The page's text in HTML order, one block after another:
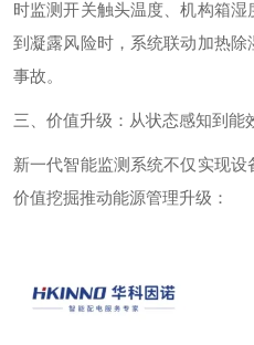
时监测开关触头温度、机构箱
到凝露风险时，系统联动加热
事故。
三、价值升级：从状态感知到能
新一代智能监测系统不仅实现
价值挖掘推动能源管理升级：